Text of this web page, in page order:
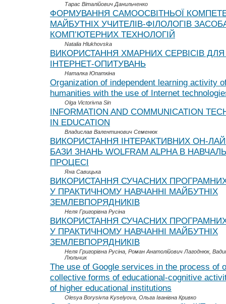
Тарас Віталійович Данильченко
ФОРМУВАННЯ САМООСВІТНЬОЇ
МАЙБУТНІХ УЧИТЕЛІВ-ФІЛОЛОГІВ
КОМП’ЮТЕРНИХ ТЕХНОЛОГІЙ
Natalia Hlukhovska
ВИКОРИСТАННЯ ХМАРНИХ СЕРВІСІВ
ІНТЕРНЕТ-ОПИТУВАНЬ
Наталка Юпаткіна
Organization of independent learning activity
humanities with the use of Internet
Olga Victorivna Sin
INFORMATION AND COMMUNICATION
IN EDUCATION
Владислав Валентинович Семенюк
ВИКОРИСТАННЯ ІНТЕРАКТИВНИХ ОН-
БАЗИ ЗНАНЬ WOLFRAM ALPHA В
ПРОЦЕСІ
Яна Савицька
ВИКОРИСТАННЯ СУЧАСНИХ
У ПРАКТИЧНОМУ НАВЧАННІ МАЙБУТНІХ
ЗЕМЛЕВПОРЯДНИКІВ
Неля Григорівна Русіна
ВИКОРИСТАННЯ СУЧАСНИХ
У ПРАКТИЧНОМУ НАВЧАННІ МАЙБУТНІХ
ЗЕМЛЕВПОРЯДНИКІВ
Неля Григорівна Русіна, Роман Анатолійович Лагоднюк,
Люльчик
The use of Google services in the process of
collective forms of educational-cognitive
of higher educational institutions
Olesya Borysivna Kyselyova, Ольга Іванівна Кривко